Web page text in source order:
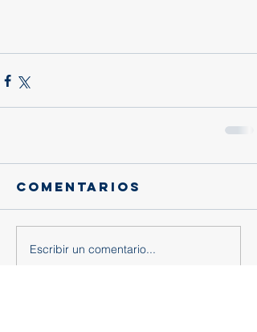
Comentarios
Escribir un comentario...